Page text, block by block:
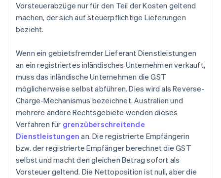
Vorsteuerabzüge nur für den Teil der Kosten geltend
machen, der sich auf steuerpflichtige Lieferungen
bezieht.
Wenn ein gebietsfremder Lieferant Dienstleistungen
an ein registriertes inländisches Unternehmen verkauft,
muss das inländische Unternehmen die GST
möglicherweise selbst abführen. Dies wird als Reverse-
Charge-Mechanismus bezeichnet. Australien und
mehrere andere Rechtsgebiete wenden dieses
Verfahren für grenzüberschreitende
Dienstleistungen an. Die registrierte Empfängerin
bzw. der registrierte Empfänger berechnet die GST
selbst und macht den gleichen Betrag sofort als
Vorsteuer geltend. Die Nettoposition ist null, aber die